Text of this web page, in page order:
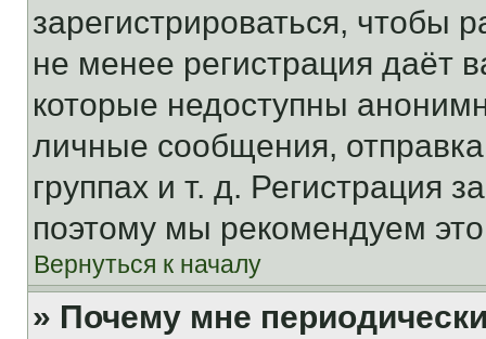
зарегистрироваться, чтобы
не менее регистрация даёт
которые недоступны
личные сообщения,
группах и т. д. Регистрация
поэтому мы рекомендуем
Вернуться к началу
» Почему мне